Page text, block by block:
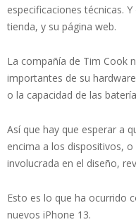
especificaciones técnicas.
tienda, y su página web.
La compañía de Tim Cook
importantes de su
o la capacidad de las
Así que hay que esperar a
encima a los dispositivos,
involucrada en el diseño,
Esto es lo que ha ocurrido
nuevos iPhone 13.